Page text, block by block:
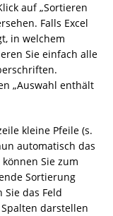
auf „Sortieren
Falls Excel
in welchem
Sie einfach alle
„Auswahl enthält
kleine Pfeile (s.
automatisch das
Sie zum
Sortierung
das Feld
darstellen